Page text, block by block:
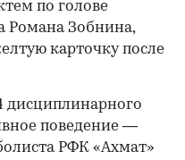
по голове
Романа Зобнина,
карточку после
дисциплинарного
поведение —
РФК «Ахмат»